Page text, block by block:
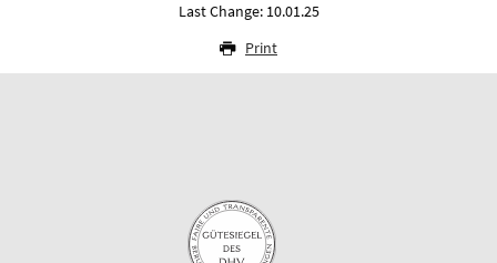
Last Change: 10.01.25
Print